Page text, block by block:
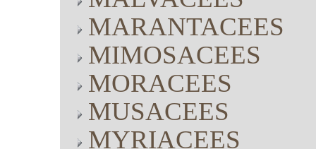
MARANTACEES
MIMOSACEES
MORACEES
MUSACEES
MYRIACEES